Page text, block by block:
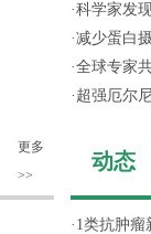
更多
>>
·科学家发
·减少蛋白
·全球专家
· 超强厄尔
动态
· 1类抗肿瘤